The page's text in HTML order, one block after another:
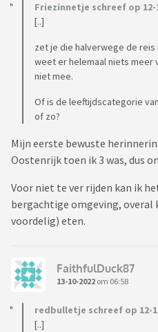
Friezinnetje schreef op 12-
[..]
zet je die halverwege de
weet er helemaal niets meer
niet mee.
Of is de leeftijdscategorie
of zo?
Mijn eerste bewuste
Oostenrijk toen ik 3 was, dus
Voor niet te ver rijden kan ik
bergachtige omgeving, overal
voordelig) eten.
FaithfulDuck87
13-10-2022 om 06:58
redbulletje schreef op 12-
[..]